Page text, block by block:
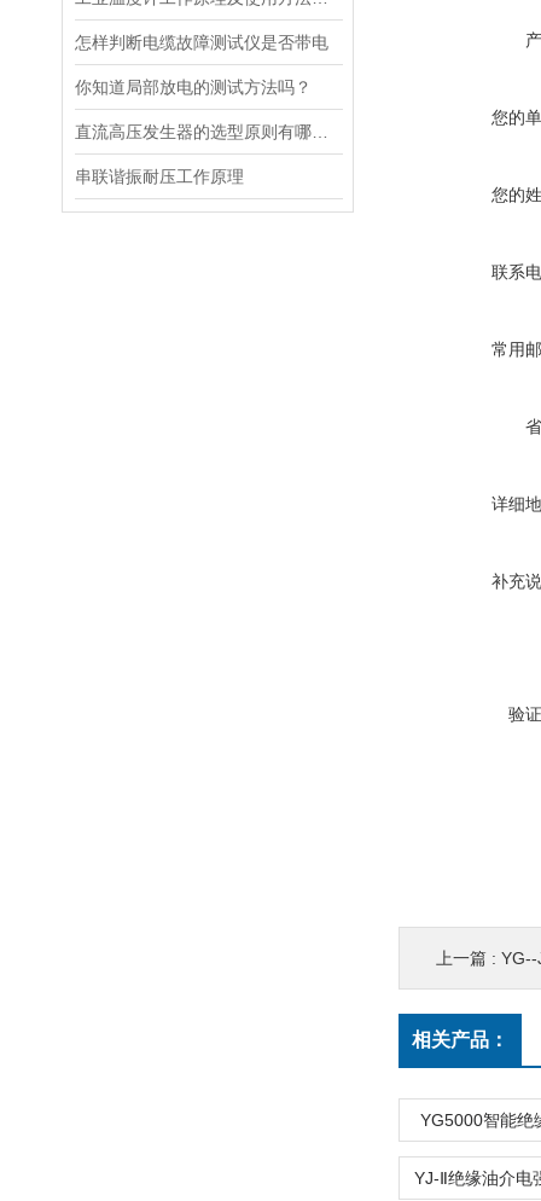
怎样判断电缆故障测试仪是否带电
你知道局部放电的测试方法吗？
串联谐振耐压工作原理
您的
您的
联系
常用
详细
补充
验
上一篇 : YG--
相关产品：
YG5000智能绝